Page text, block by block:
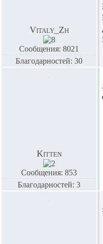
Vitaly_Zh
Сообщения: 8021
Благодарностей: 30
Kitten
Сообщения: 853
Благодарностей: 3